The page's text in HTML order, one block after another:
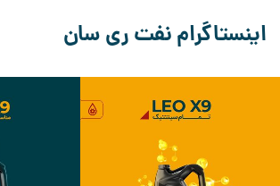
اینستاگرام نفت ری سان